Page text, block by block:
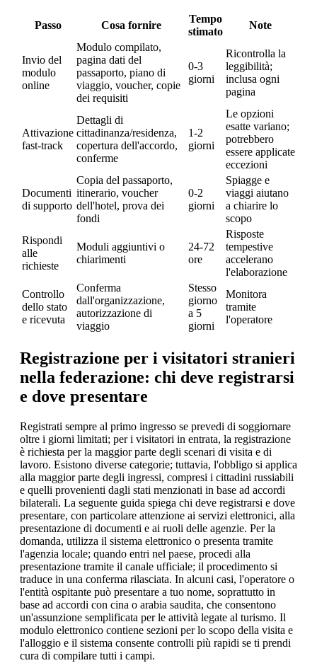
Passo Cosa fornire
Tempo
stimato
Note
Invio del
modulo
online
Modulo compilato,
pagina dati del
passaporto, piano di
viaggio, voucher, copie
dei requisiti
0-3
giorni
Ricontrolla la
leggibilità;
inclusa ogni
pagina
Attivazione
fast-track
Dettagli di
cittadinanza/residenza,
copertura dell'accordo,
conferme
1-2
giorni
Le opzioni
esatte variano;
potrebbero
essere applicate
eccezioni
Documenti
di supporto
Copia del passaporto,
itinerario, voucher
dell'hotel, prova dei
fondi
0-2
giorni
Spiagge e
viaggi aiutano
a chiarire lo
scopo
Rispondi
alle
richieste
Moduli aggiuntivi o
chiarimenti
24-72
ore
Risposte
tempestive
accelerano
l'elaborazione
Controllo
dello stato
e ricevuta
Conferma
dall'organizzazione,
autorizzazione di
viaggio
Stesso
giorno
a 5
giorni
Monitora
tramite
l'operatore
Registrazione per i visitatori stranieri
nella federazione: chi deve registrarsi
e dove presentare
Registrati sempre al primo ingresso se prevedi di soggiornare
oltre i giorni limitati; per i visitatori in entrata, la registrazione
è richiesta per la maggior parte degli scenari di visita e di
lavoro. Esistono diverse categorie; tuttavia, l'obbligo si applica
alla maggior parte degli ingressi, compresi i cittadini russiabili
e quelli provenienti dagli stati menzionati in base ad accordi
bilaterali. La seguente guida spiega chi deve registrarsi e dove
presentare, con particolare attenzione ai servizi elettronici, alla
presentazione di documenti e ai ruoli delle agenzie. Per la
domanda, utilizza il sistema elettronico o presenta tramite
l'agenzia locale; quando entri nel paese, procedi alla
presentazione tramite il canale ufficiale; il procedimento si
traduce in una conferma rilasciata. In alcuni casi, l'operatore o
l'entità ospitante può presentare a tuo nome, soprattutto in
base ad accordi con cina o arabia saudita, che consentono
un'assunzione semplificata per le attività legate al turismo. Il
modulo elettronico contiene sezioni per lo scopo della visita e
l'alloggio e il sistema consente controlli più rapidi se ti prendi
cura di compilare tutti i campi.